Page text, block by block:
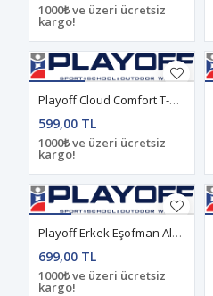
1000₺ ve üzeri ücretsiz
kargo!
Playoff Cloud Comfort T-Shirt Yeşil
599,00 TL
1000₺ ve üzeri ücretsiz
kargo!
Playoff Erkek Eşofman Alt Siyah
699,00 TL
1000₺ ve üzeri ücretsiz
kargo!